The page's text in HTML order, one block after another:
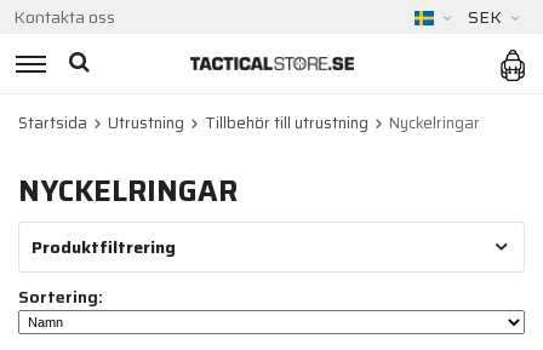
Kontakta oss SEK
Startsida Utrustning Tillbehör till utrustning Nyckelringar
NYCKELRINGAR
Produktfiltrering
Sortering: